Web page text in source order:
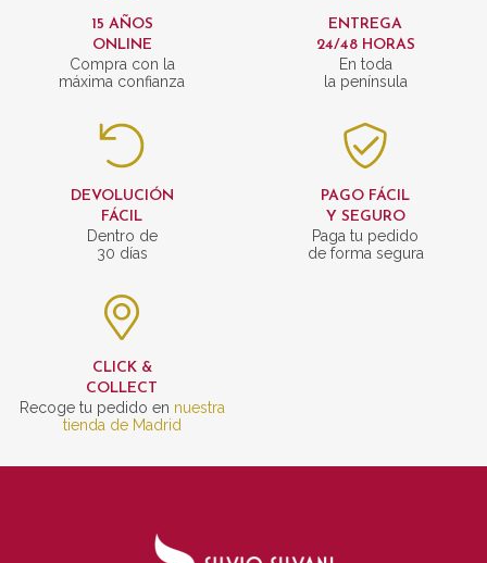
15 AÑOS
ONLINE
Compra con la
máxima confianza
ENTREGA
24/48 HORAS
En toda
la península
DEVOLUCIÓN
FÁCIL
Dentro de
30 días
PAGO FÁCIL
Y SEGURO
Paga tu pedido
de forma segura
CLICK &
COLLECT
Recoge tu pedido en nuestra
tienda de Madrid